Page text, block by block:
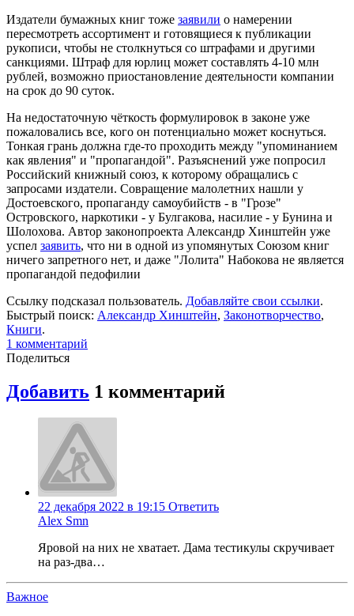
Издатели бумажных книг тоже заявили о намерении
пересмотреть ассортимент и готовящиеся к публикации
рукописи, чтобы не столкнуться со штрафами и другими
санкциями. Штраф для юрлиц может составлять 4-10 млн
рублей, возможно приостановление деятельности компании
на срок до 90 суток.
На недостаточную чёткость формулировок в законе уже
пожаловались все, кого он потенциально может коснуться.
Тонкая грань должна где-то проходить между "упоминанием
как явления" и "пропагандой". Разъяснений уже попросил
Российский книжный союз, к которому обращались с
запросами издатели. Совращение малолетних нашли у
Достоевского, пропаганду самоубийств - в "Грозе"
Островского, наркотики - у Булгакова, насилие - у Бунина и
Шолохова. Автор законопроекта Александр Хинштейн уже
успел заявить, что ни в одной из упомянутых Союзом книг
ничего запретного нет, и даже "Лолита" Набокова не является
пропагандой педофилии
Ссылку подсказал пользователь. Добавляйте свои ссылки.
Быстрый поиск: Александр Хинштейн, Законотворчество,
Книги.
1 комментарий
Поделиться
Добавить 1 комментарий
22 декабря 2022 в 19:15 Ответить
Alex Smn
Яровой на них не хватает. Дама тестикулы скручивает
на раз-два…
Важное